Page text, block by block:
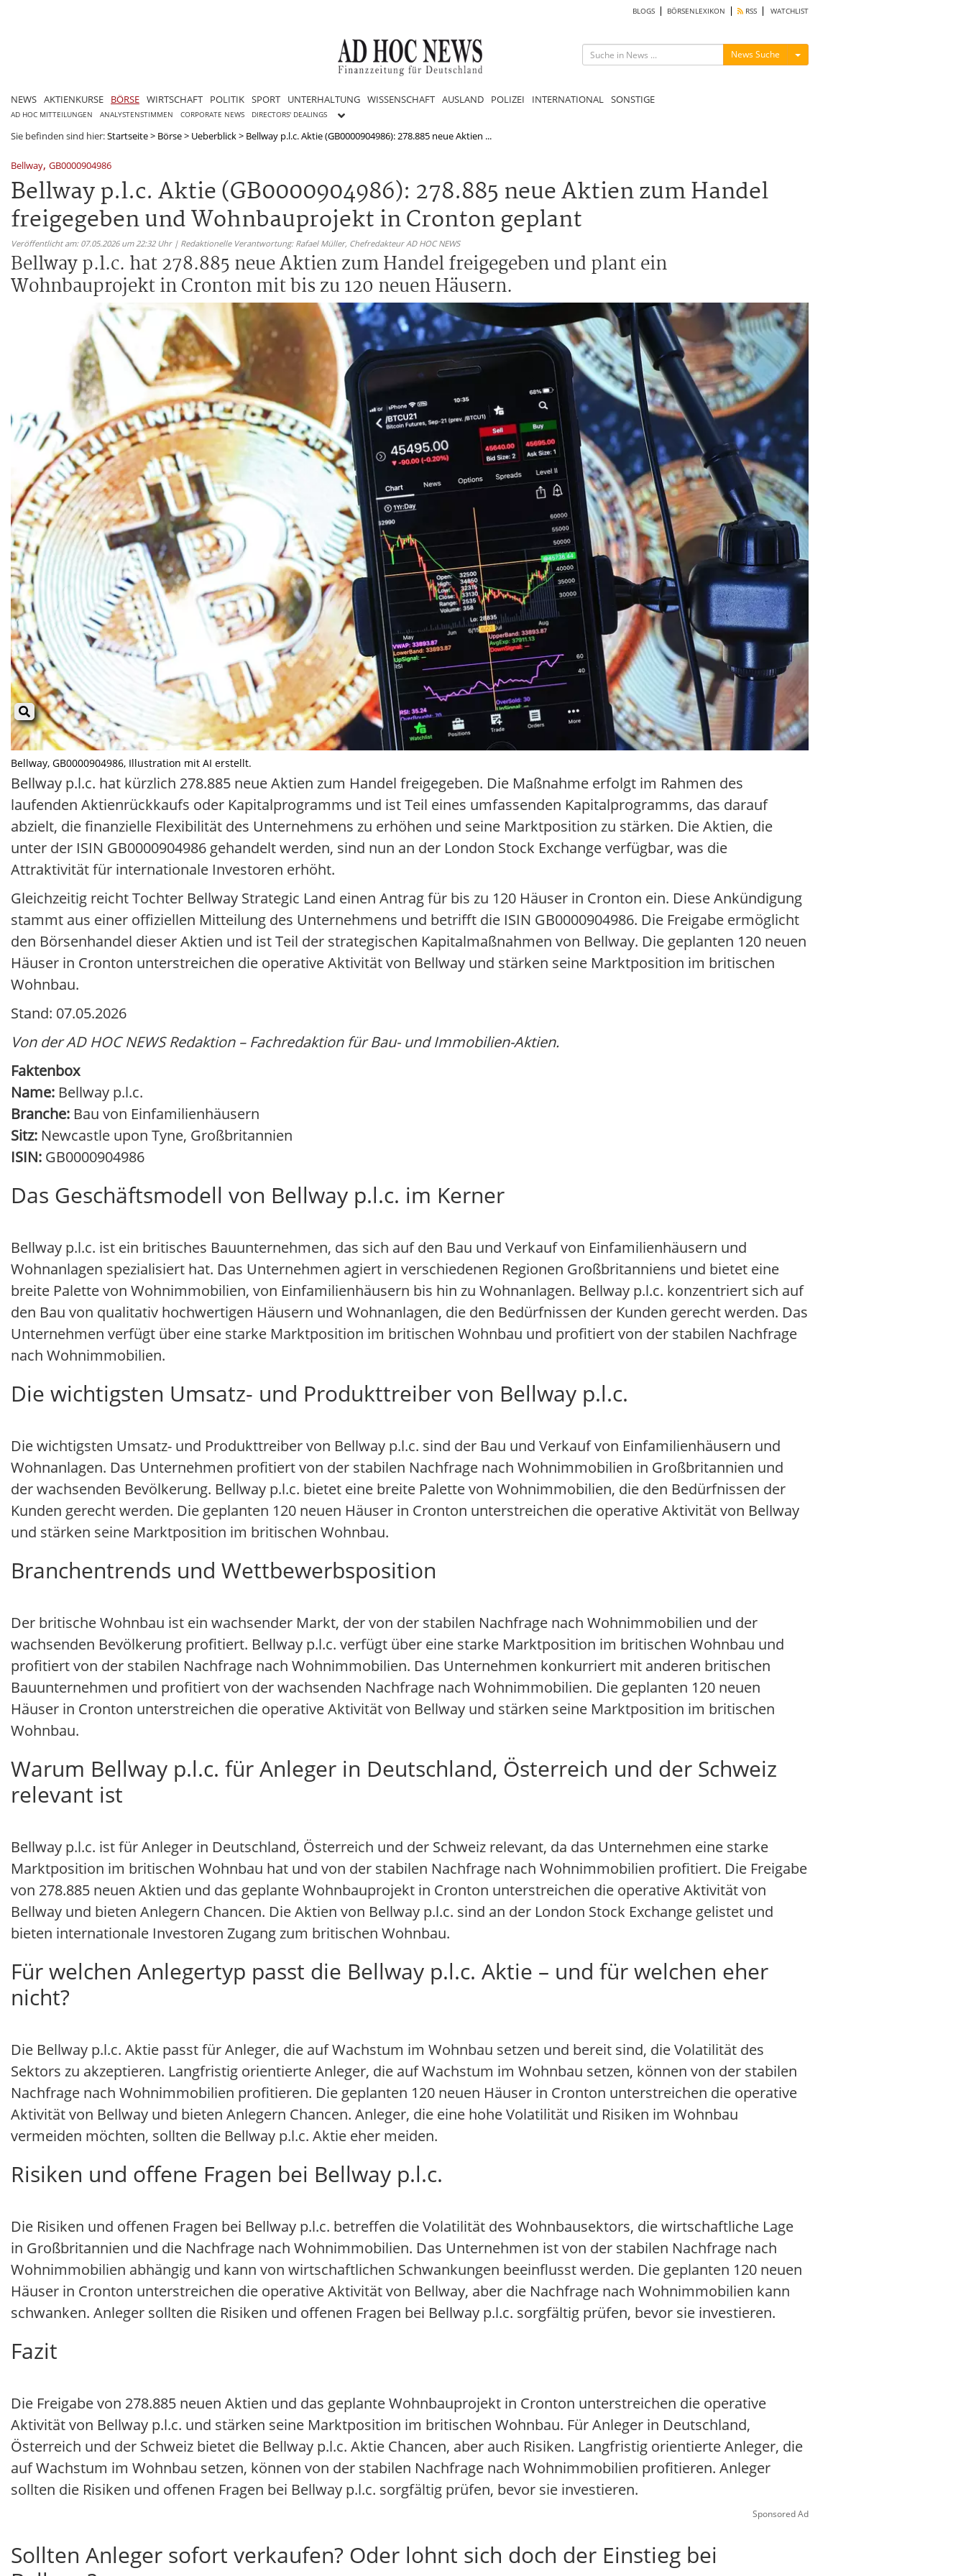
BLOGS BÖRSENLEXIKON RSS WATCHLIST
News Suche Menü ein-/ausblenden
NEWS AKTIENKURSE BÖRSE WIRTSCHAFT POLITIK SPORT UNTERHALTUNG WISSENSCHAFT AUSLAND POLIZEI INTERNATIONAL SONSTIGE
AD HOC MITTEILUNGEN ANALYSTENSTIMMEN CORPORATE NEWS DIRECTORS' DEALINGS
Sie befinden sind hier:Startseite> Börse> Ueberblick> Bellway p.l.c. Aktie (GB0000904986): 278.885 neue Aktien ...
Bellway, GB0000904986
Bellway p.l.c. Aktie (GB0000904986): 278.885 neue Aktien zum Handel
freigegeben und Wohnbauprojekt in Cronton geplant
Veröffentlicht am: 07.05.2026 um 22:32 Uhr | Redaktionelle Verantwortung: Rafael Müller, Chefredakteur AD HOC NEWS
Bellway p.l.c. hat 278.885 neue Aktien zum Handel freigegeben und plant ein
Wohnbauprojekt in Cronton mit bis zu 120 neuen Häusern.
Bellway, GB0000904986, Illustration mit AI erstellt.
Bellway p.l.c. hat kürzlich 278.885 neue Aktien zum Handel freigegeben. Die Maßnahme erfolgt im Rahmen des
laufenden Aktienrückkaufs oder Kapitalprogramms und ist Teil eines umfassenden Kapitalprogramms, das darauf
abzielt, die finanzielle Flexibilität des Unternehmens zu erhöhen und seine Marktposition zu stärken. Die Aktien, die
unter der ISIN GB0000904986 gehandelt werden, sind nun an der London Stock Exchange verfügbar, was die
Attraktivität für internationale Investoren erhöht.
Gleichzeitig reicht Tochter Bellway Strategic Land einen Antrag für bis zu 120 Häuser in Cronton ein. Diese Ankündigung
stammt aus einer offiziellen Mitteilung des Unternehmens und betrifft die ISIN GB0000904986. Die Freigabe ermöglicht
den Börsenhandel dieser Aktien und ist Teil der strategischen Kapitalmaßnahmen von Bellway. Die geplanten 120 neuen
Häuser in Cronton unterstreichen die operative Aktivität von Bellway und stärken seine Marktposition im britischen
Wohnbau.
Stand: 07.05.2026
Von der AD HOC NEWS Redaktion – Fachredaktion für Bau- und Immobilien-Aktien.
Faktenbox
Name: Bellway p.l.c.
Branche: Bau von Einfamilienhäusern
Sitz: Newcastle upon Tyne, Großbritannien
ISIN: GB0000904986
Das Geschäftsmodell von Bellway p.l.c. im Kerner
Bellway p.l.c. ist ein britisches Bauunternehmen, das sich auf den Bau und Verkauf von Einfamilienhäusern und
Wohnanlagen spezialisiert hat. Das Unternehmen agiert in verschiedenen Regionen Großbritanniens und bietet eine
breite Palette von Wohnimmobilien, von Einfamilienhäusern bis hin zu Wohnanlagen. Bellway p.l.c. konzentriert sich auf
den Bau von qualitativ hochwertigen Häusern und Wohnanlagen, die den Bedürfnissen der Kunden gerecht werden. Das
Unternehmen verfügt über eine starke Marktposition im britischen Wohnbau und profitiert von der stabilen Nachfrage
nach Wohnimmobilien.
Die wichtigsten Umsatz- und Produkttreiber von Bellway p.l.c.
Die wichtigsten Umsatz- und Produkttreiber von Bellway p.l.c. sind der Bau und Verkauf von Einfamilienhäusern und
Wohnanlagen. Das Unternehmen profitiert von der stabilen Nachfrage nach Wohnimmobilien in Großbritannien und
der wachsenden Bevölkerung. Bellway p.l.c. bietet eine breite Palette von Wohnimmobilien, die den Bedürfnissen der
Kunden gerecht werden. Die geplanten 120 neuen Häuser in Cronton unterstreichen die operative Aktivität von Bellway
und stärken seine Marktposition im britischen Wohnbau.
Branchentrends und Wettbewerbsposition
Der britische Wohnbau ist ein wachsender Markt, der von der stabilen Nachfrage nach Wohnimmobilien und der
wachsenden Bevölkerung profitiert. Bellway p.l.c. verfügt über eine starke Marktposition im britischen Wohnbau und
profitiert von der stabilen Nachfrage nach Wohnimmobilien. Das Unternehmen konkurriert mit anderen britischen
Bauunternehmen und profitiert von der wachsenden Nachfrage nach Wohnimmobilien. Die geplanten 120 neuen
Häuser in Cronton unterstreichen die operative Aktivität von Bellway und stärken seine Marktposition im britischen
Wohnbau.
Warum Bellway p.l.c. für Anleger in Deutschland, Österreich und der Schweiz
relevant ist
Bellway p.l.c. ist für Anleger in Deutschland, Österreich und der Schweiz relevant, da das Unternehmen eine starke
Marktposition im britischen Wohnbau hat und von der stabilen Nachfrage nach Wohnimmobilien profitiert. Die Freigabe
von 278.885 neuen Aktien und das geplante Wohnbauprojekt in Cronton unterstreichen die operative Aktivität von
Bellway und bieten Anlegern Chancen. Die Aktien von Bellway p.l.c. sind an der London Stock Exchange gelistet und
bieten internationale Investoren Zugang zum britischen Wohnbau.
Für welchen Anlegertyp passt die Bellway p.l.c. Aktie – und für welchen eher
nicht?
Die Bellway p.l.c. Aktie passt für Anleger, die auf Wachstum im Wohnbau setzen und bereit sind, die Volatilität des
Sektors zu akzeptieren. Langfristig orientierte Anleger, die auf Wachstum im Wohnbau setzen, können von der stabilen
Nachfrage nach Wohnimmobilien profitieren. Die geplanten 120 neuen Häuser in Cronton unterstreichen die operative
Aktivität von Bellway und bieten Anlegern Chancen. Anleger, die eine hohe Volatilität und Risiken im Wohnbau
vermeiden möchten, sollten die Bellway p.l.c. Aktie eher meiden.
Risiken und offene Fragen bei Bellway p.l.c.
Die Risiken und offenen Fragen bei Bellway p.l.c. betreffen die Volatilität des Wohnbausektors, die wirtschaftliche Lage
in Großbritannien und die Nachfrage nach Wohnimmobilien. Das Unternehmen ist von der stabilen Nachfrage nach
Wohnimmobilien abhängig und kann von wirtschaftlichen Schwankungen beeinflusst werden. Die geplanten 120 neuen
Häuser in Cronton unterstreichen die operative Aktivität von Bellway, aber die Nachfrage nach Wohnimmobilien kann
schwanken. Anleger sollten die Risiken und offenen Fragen bei Bellway p.l.c. sorgfältig prüfen, bevor sie investieren.
Fazit
Die Freigabe von 278.885 neuen Aktien und das geplante Wohnbauprojekt in Cronton unterstreichen die operative
Aktivität von Bellway p.l.c. und stärken seine Marktposition im britischen Wohnbau. Für Anleger in Deutschland,
Österreich und der Schweiz bietet die Bellway p.l.c. Aktie Chancen, aber auch Risiken. Langfristig orientierte Anleger, die
auf Wachstum im Wohnbau setzen, können von der stabilen Nachfrage nach Wohnimmobilien profitieren. Anleger
sollten die Risiken und offenen Fragen bei Bellway p.l.c. sorgfältig prüfen, bevor sie investieren.
Sponsored Ad
Sollten Anleger sofort verkaufen? Oder lohnt sich doch der Einstieg bei